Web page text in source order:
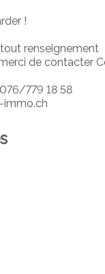
!
renseignement
de contacter
779 18 58
immo.ch